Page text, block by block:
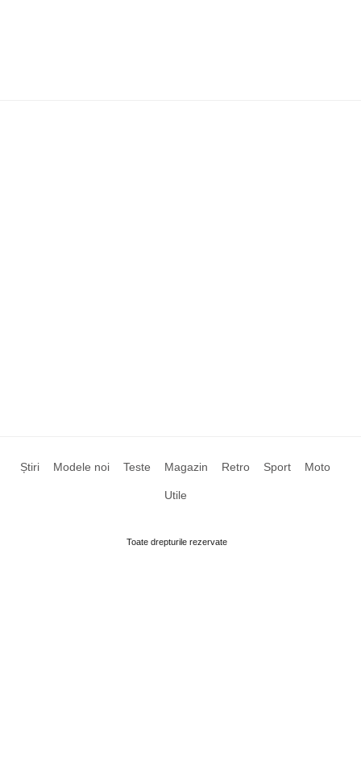
Știri Modele noi Teste Magazin Retro Sport Moto
Utile
Toate drepturile rezervate